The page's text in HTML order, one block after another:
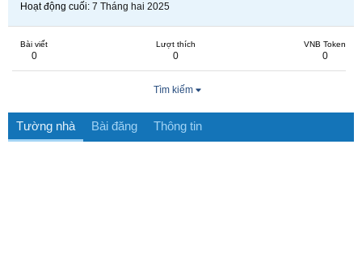
Hoạt động cuối 7 Tháng hai 2025
Bài viết
0
Lượt thích
0
VNB Token
0
Tìm kiếm
Tường nhà Bài đăng Thông tin